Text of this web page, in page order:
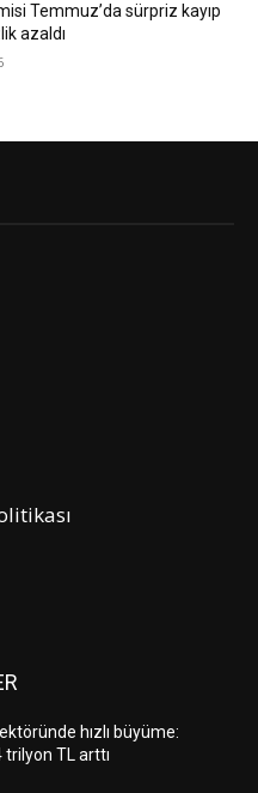
Temmuz’da sürpriz kayıp
azaldı
hızlı büyüme:
TL arttı